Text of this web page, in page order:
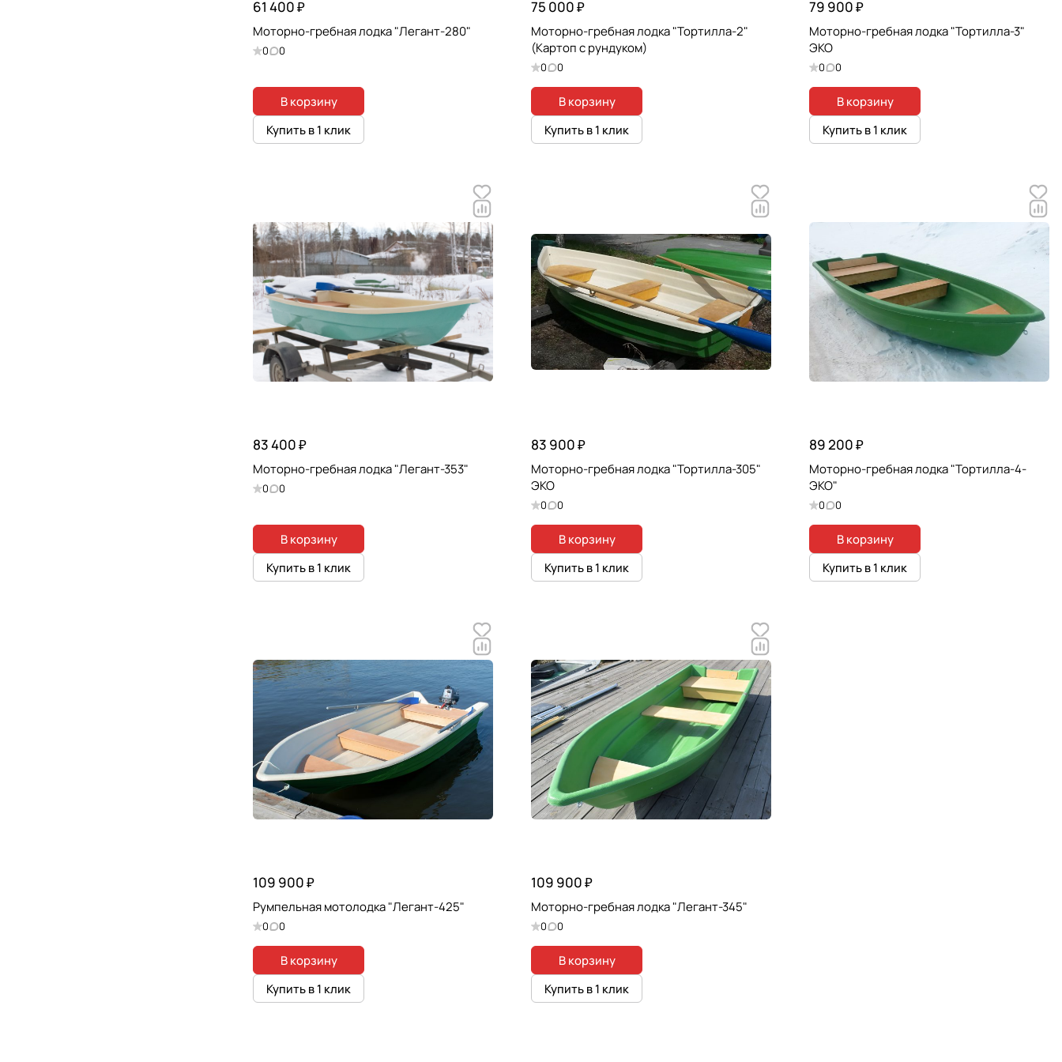
61 400 ₽
Моторно-гребная лодка "Легант-280"
0 0
В корзину
Купить в 1 клик
75 000 ₽
Моторно-гребная лодка "Тортилла-2"
(Картоп с рундуком)
0 0
В корзину
Купить в 1 клик
79 900 ₽
Моторно-гребная лодка "Тортилла-3"
ЭКО
0 0
В корзину
Купить в 1 клик
83 400 ₽
Моторно-гребная лодка "Легант-353"
0 0
В корзину
Купить в 1 клик
83 900 ₽
Моторно-гребная лодка "Тортилла-305"
ЭКО
0 0
В корзину
Купить в 1 клик
89 200 ₽
Моторно-гребная лодка "Тортилла-4-
ЭКО"
0 0
В корзину
Купить в 1 клик
109 900 ₽
Румпельная мотолодка "Легант-425"
0 0
В корзину
Купить в 1 клик
109 900 ₽
Моторно-гребная лодка "Легант-345"
0 0
В корзину
Купить в 1 клик